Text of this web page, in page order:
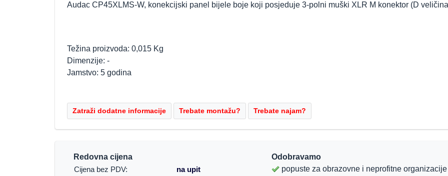
Audac CP45XLMS-W, konekcijski panel bijele boje koji posjeduje 3-polni muški XLR M konektor (D
Težina proizvoda: 0,015 Kg
Dimenzije: -
Jamstvo: 5 godina
Redovna cijena
Cijena bez PDV:
na upit
Odobravamo
popuste za obrazovne i neprofitne organizacije